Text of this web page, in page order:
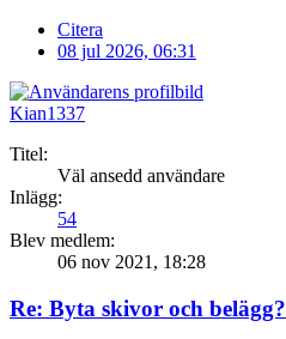
Citera
08 jul 2026, 06:31
Kian1337
Titel:
Väl ansedd användare
Inlägg:
54
Blev medlem:
06 nov 2021, 18:28
Re: Byta skivor och belägg?